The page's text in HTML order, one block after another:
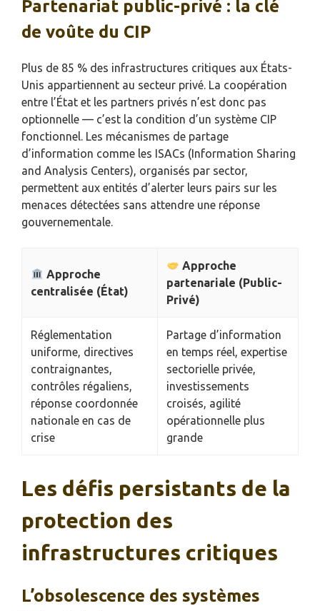
Partenariat public-privé : la clé
de voûte du CIP
Plus de 85 % des infrastructures critiques aux États-
Unis appartiennent au secteur privé. La coopération
entre l’État et les partners privés n’est donc pas
optionnelle — c’est la condition d’un système CIP
fonctionnel. Les mécanismes de partage
d’information comme les ISACs (Information Sharing
and Analysis Centers), organisés par sector,
permettent aux entités d’alerter leurs pairs sur les
menaces détectées sans attendre une réponse
gouvernementale.
Approche
centralisée (État)
Approche
partenariale (Public-
Privé)
Réglementation
uniforme, directives
contraignantes,
contrôles régaliens,
réponse coordonnée
nationale en cas de
crise
Partage d’information
en temps réel, expertise
sectorielle privée,
investissements
croisés, agilité
opérationnelle plus
grande
Les défis persistants de la
protection des
infrastructures critiques
L’obsolescence des systèmes